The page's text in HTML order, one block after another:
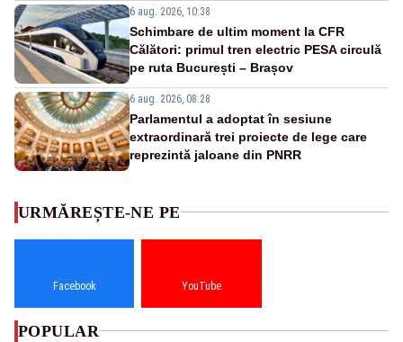
6 aug. 2026, 10:38
Schimbare de ultim moment la CFR
Călători: primul tren electric PESA circulă
pe ruta București – Brașov
6 aug. 2026, 08:28
Parlamentul a adoptat în sesiune
extraordinară trei proiecte de lege care
reprezintă jaloane din PNRR
URMĂREȘTE-NE PE
Facebook YouTube
POPULAR